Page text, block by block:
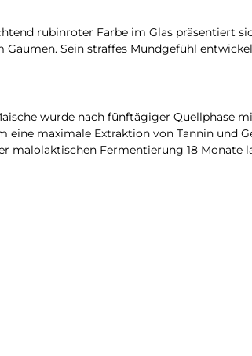
rubinroter Farbe im Glas präsentiert
Sein straffes Mundgefühl
wurde nach fünftägiger Quellphase
maximale Extraktion von Tannin und
malolaktischen Fermentierung 18 Monate